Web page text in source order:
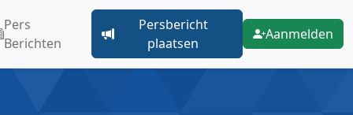
Pers
Berichten
Persbericht
plaatsen
Aanmelden